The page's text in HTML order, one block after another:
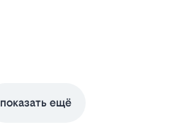
показать ещё